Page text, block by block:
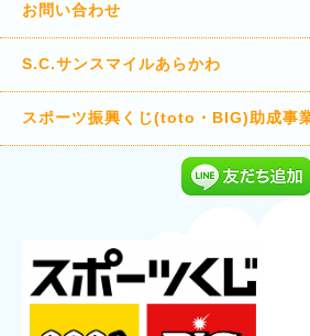
お問い合わせ
S.C.サンスマイルあらかわ
スポーツ振興くじ(toto・BIG)助成事